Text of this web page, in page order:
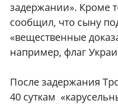
задержании». Кроме
сообщил, что сыну
«вещественные
например, флаг
После задержания
40 суткам